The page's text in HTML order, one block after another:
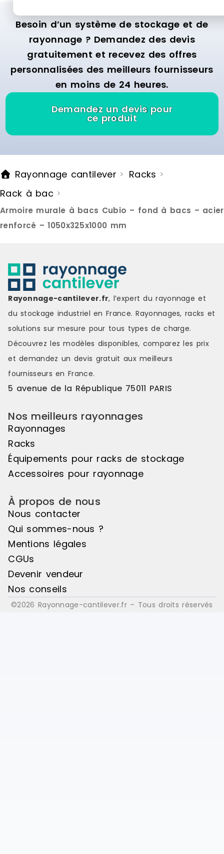
façade, cette étagère modulable
et mobile grâce aux roulettes offre
une solution idéale pour ateliers,
entrepôts ou zones de production.
Fiable et durable, elle facilite
l'organisation et l'accès rapide à
vos articles. Référence : MAT30R
façade,
et mobile
une
entrepôts
Fiable et
vos articles.
Besoin d’un système de stockage et de
rayonnage ? Demandez des devis
gratuitement et recevez des offres
personnalisées des meilleurs fournisseurs
en moins de 24 heures.
Demandez un devis pour
ce produit
Rayonnage cantilever > Racks >
Rack à bac >
Armoire murale à bacs Cubio – fond à bacs – acier
renforcé – 1050x325x1000 mm
Rayonnage-cantilever.fr, l’expert du rayonnage et
du stockage industriel en France. Rayonnages, racks et
solutions sur mesure pour tous types de charge.
Découvrez les modèles disponibles, comparez les prix
et demandez un devis gratuit aux meilleurs
fournisseurs en France.
5 avenue de la République 75011 PARIS
Nos meilleurs rayonnages
Rayonnages
Racks
Équipements pour racks de stockage
Accessoires pour rayonnage
À propos de nous
Nous contacter
Qui sommes-nous ?
Mentions légales
CGUs
Devenir vendeur
Nos conseils
©2026 Rayonnage-cantilever.fr – Tous droits réservés